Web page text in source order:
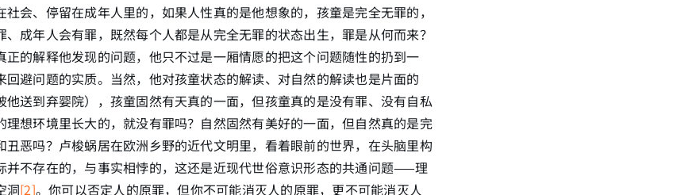
社会、停留在成年人里的，如果人性真的是他想象的，孩童是完全无罪的，
、成年人会有罪，既然每个人都是从完全无罪的状态出生，罪是从何而来？
正的解释他发现的问题，他只不过是一厢情愿的把这个问题随性的扔到一
回避问题的实质。当然，他对孩童状态的解读、对自然的解读也是片面的
他送到弃婴院），孩童固然有天真的一面，但孩童真的是没有罪、没有自私
理想环境里长大的，就没有罪吗？自然固然有美好的一面，但自然真的是完
丑恶吗？卢梭蜗居在欧洲乡野的近代文明里，看着眼前的世界，在头脑里构
并不存在的，与事实相悖的，这还是近现代世俗意识形态的共通问题——理
洞[2]。你可以否定人的原罪，但你不可能消灭人的原罪，更不可能消灭人